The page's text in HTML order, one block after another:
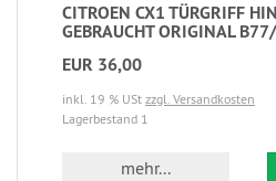
CITROEN CX1 TÜRGRIFF
GEBRAUCHT ORIGINAL
EUR 36,00
inkl. 19 % USt zzgl. Versandkosten
Lagerbestand 1
mehr...